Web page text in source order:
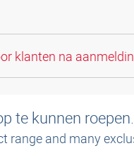
klanten na
te kunnen roepen.
range and many